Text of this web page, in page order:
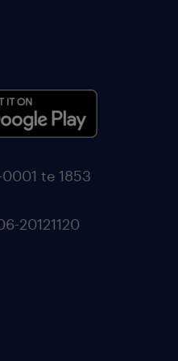
te 1853
20121120